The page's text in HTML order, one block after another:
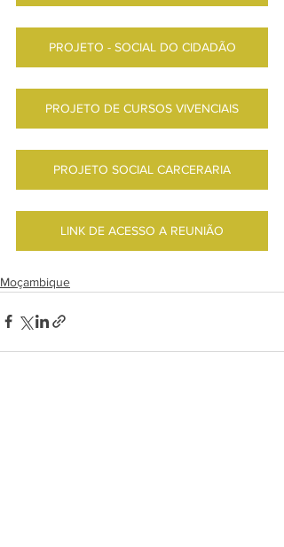
PROJETO - SOCIAL DO CIDADÃO
PROJETO DE CURSOS VIVENCIAIS
PROJETO SOCIAL CARCERARIA
LINK DE ACESSO A REUNIÃO
Moçambique